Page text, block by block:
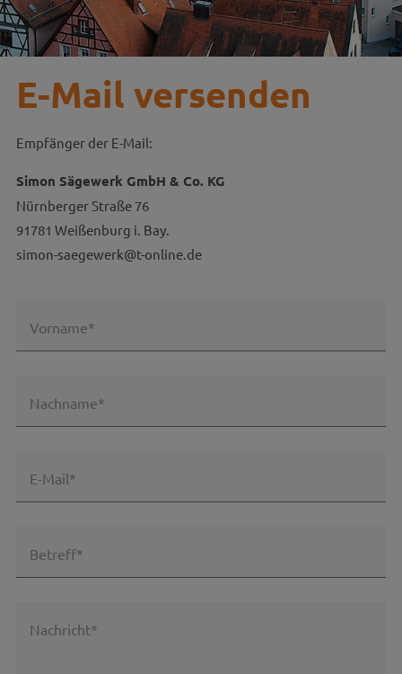
E-Mail versenden
Empfänger der E-Mail:
Simon Sägewerk GmbH & Co. KG
Nürnberger Straße 76
91781 Weißenburg i. Bay.
simon-saegewerk@t-online.de
Vorname*
Nachname*
E-Mail*
Betreff*
Nachricht*